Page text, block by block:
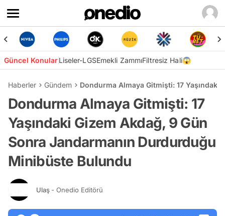
Güncel KonularLiseler-LGSEmekli ZammıFiltresiz Hali😱
Haberler Gündem Dondurma Almaya Gitmişti: 17
Dondurma Almaya Gitmişti: 17
Yaşındaki Gizem Akdağ, 9 Gün
Sonra Jandarmanın Durdurduğu
Minibüste Bulundu
Ulaş - Onedio Editörü